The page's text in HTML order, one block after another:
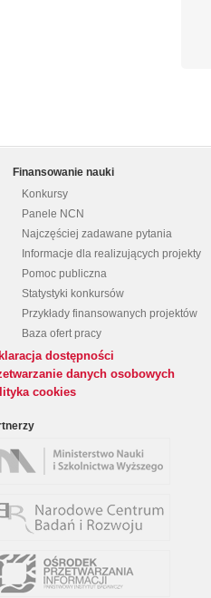
Finansowanie nauki
Konkursy
Panele NCN
Najczęściej zadawane pytania
Informacje dla realizujących projekty
Pomoc publiczna
Statystyki konkursów
Przykłady finansowanych projektów
Baza ofert pracy
dostępności
danych osobowych
cookies